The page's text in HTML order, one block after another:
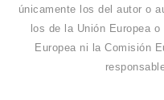
únicamente los del autor o
los de la Unión Europea
Europea ni la Comisión